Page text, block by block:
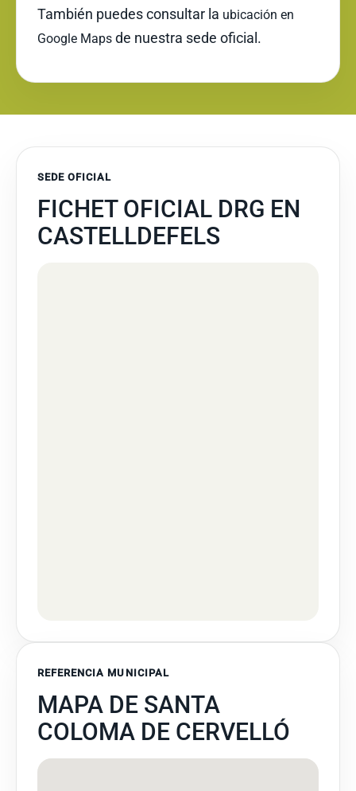
También puedes consultar la ubicación en
Google Maps de nuestra sede oficial.
SEDE OFICIAL
FICHET OFICIAL DRG EN
CASTELLDEFELS
REFERENCIA MUNICIPAL
MAPA DE SANTA
COLOMA DE CERVELLÓ